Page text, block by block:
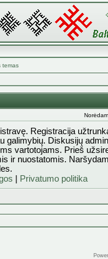
temas
Registracija
galimybių. Diskusijų
vartotojams. Prieš
ir nuostatomis.
Privatumo politika